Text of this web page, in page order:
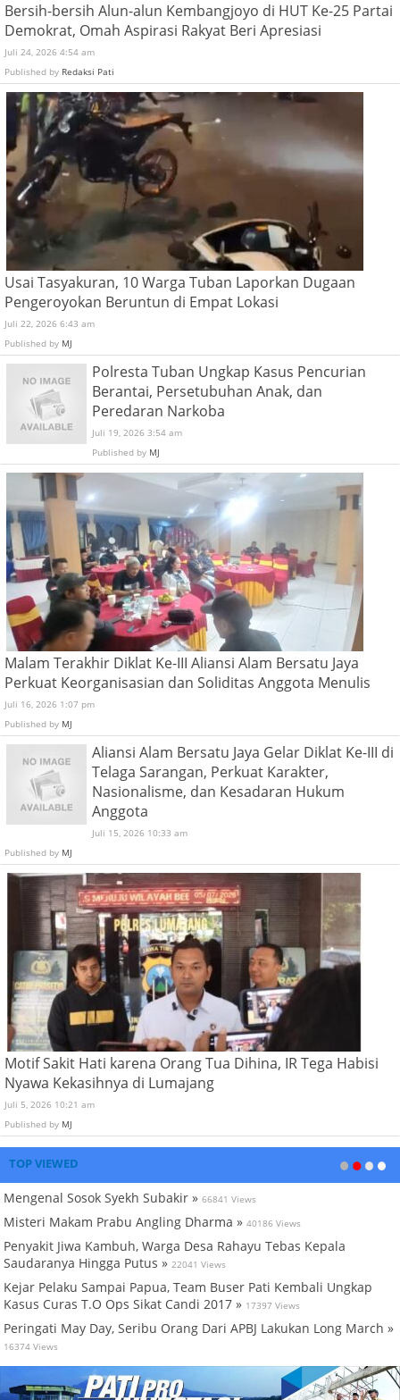
Bersih-bersih Alun-alun Kembangjoyo di HUT Ke-25 Partai
Demokrat, Omah Aspirasi Rakyat Beri Apresiasi
Juli 24, 2026 4:54 am
Published by Redaksi Pati
Usai Tasyakuran, 10 Warga Tuban Laporkan Dugaan
Pengeroyokan Beruntun di Empat Lokasi
Juli 22, 2026 6:43 am
Published by MJ
Polresta Tuban Ungkap Kasus Pencurian
Berantai, Persetubuhan Anak, dan
Peredaran Narkoba
Juli 19, 2026 3:54 am
Published by MJ
Malam Terakhir Diklat Ke-III Aliansi Alam Bersatu Jaya
Perkuat Keorganisasian dan Soliditas Anggota Menulis
Juli 16, 2026 1:07 pm
Published by MJ
Aliansi Alam Bersatu Jaya Gelar Diklat Ke-III di
Telaga Sarangan, Perkuat Karakter,
Nasionalisme, dan Kesadaran Hukum
Anggota
Juli 15, 2026 10:33 am
Published by MJ
Motif Sakit Hati karena Orang Tua Dihina, IR Tega Habisi
Nyawa Kekasihnya di Lumajang
Juli 5, 2026 10:21 am
Published by MJ
TOP VIEWED
Mengenal Sosok Syekh Subakir » 66841 Views
Misteri Makam Prabu Angling Dharma » 40186 Views
Penyakit Jiwa Kambuh, Warga Desa Rahayu Tebas Kepala
Saudaranya Hingga Putus » 22041 Views
Kejar Pelaku Sampai Papua, Team Buser Pati Kembali Ungkap
Kasus Curas T.O Ops Sikat Candi 2017 » 17397 Views
Peringati May Day, Seribu Orang Dari APBJ Lakukan Long March »
16374 Views